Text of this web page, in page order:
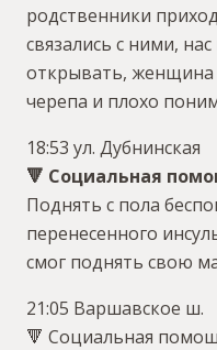
родственники
связались с ними,
открывать, женщина
черепа и плохо
18:53 ул. Дубнинская
🔻 Социальная
Поднять с пола
перенесенного
смог поднять свою
21:05 Варшавское ш.
🔻 Социальная